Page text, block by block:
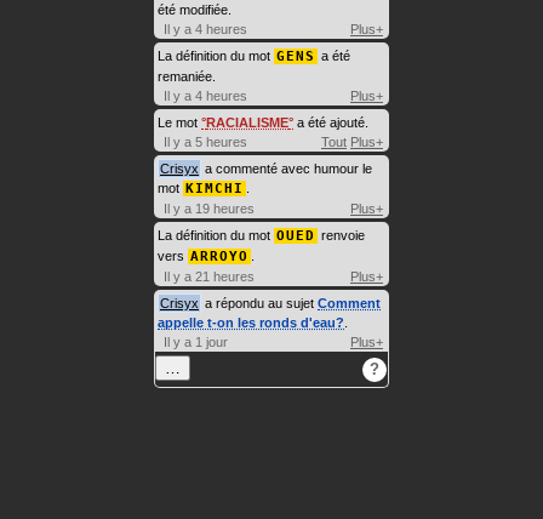
été modifiée.
Il y a 4 heures
Plus+
La définition du mot GENS a été
remaniée.
Il y a 4 heures
Plus+
Le mot RACIALISME a été ajouté.
Il y a 5 heures
Tout Plus+
Crisyx a commenté avec humour le
mot KIMCHI
Il y a 19 heures
Plus+
La définition du mot OUED renvoie
vers ARROYO
Il y a 21 heures
Plus+
Crisyx a répondu au sujet Comment
appelle t-on les ronds d'eau?
Il y a 1 jour
Plus+
?